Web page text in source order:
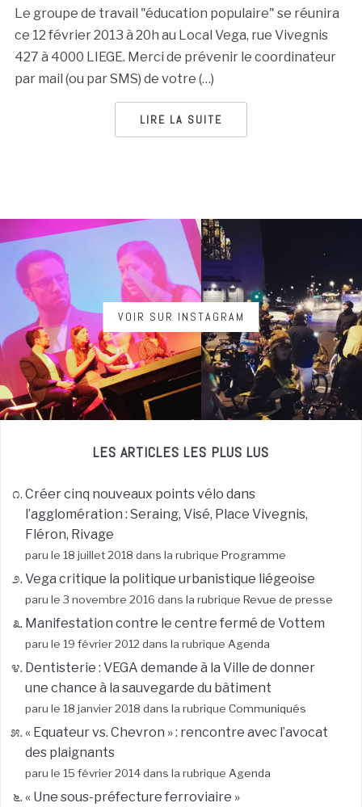
Le groupe de travail "éducation populaire" se réunira
ce 12 février 2013 à 20h au Local Vega, rue Vivegnis
427 à 4000 LIEGE. Merci de prévenir le coordinateur
par mail (ou par SMS) de votre (…)
LIRE LA SUITE
VOIR SUR INSTAGRAM
LES ARTICLES LES PLUS LUS
Créer cinq nouveaux points vélo dans
l’agglomération : Seraing, Visé, Place Vivegnis,
Fléron, Rivage
paru le 18 juillet 2018 dans la rubrique Programme
Vega critique la politique urbanistique liégeoise
paru le 3 novembre 2016 dans la rubrique Revue de presse
Manifestation contre le centre fermé de Vottem
paru le 19 février 2012 dans la rubrique Agenda
Dentisterie : VEGA demande à la Ville de donner
une chance à la sauvegarde du bâtiment
paru le 18 janvier 2018 dans la rubrique Communiqués
« Equateur vs. Chevron » : rencontre avec l’avocat
des plaignants
paru le 15 février 2014 dans la rubrique Agenda
« Une sous-préfecture ferroviaire »